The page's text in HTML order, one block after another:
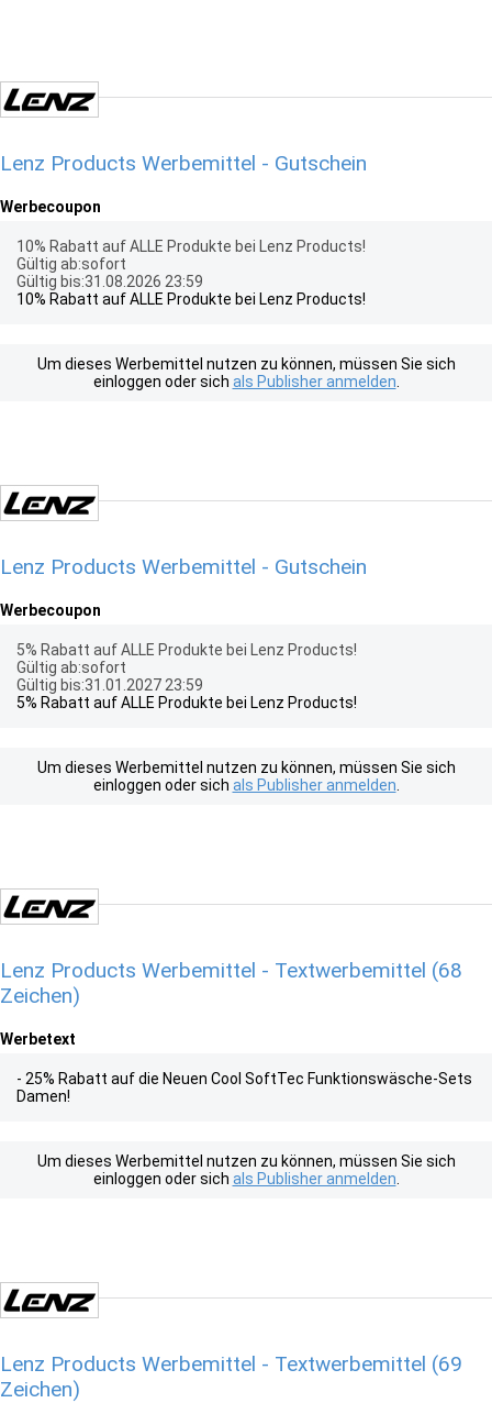
Lenz Products Werbemittel - Gutschein
Werbecoupon
10% Rabatt auf ALLE Produkte bei Lenz Products!
Gültig ab:sofort
Gültig bis:31.08.2026 23:59
10% Rabatt auf ALLE Produkte bei Lenz Products!
Um dieses Werbemittel nutzen zu können, müssen Sie sich
einloggen oder sich als Publisher anmelden
Lenz Products Werbemittel - Gutschein
Werbecoupon
5% Rabatt auf ALLE Produkte bei Lenz Products!
Gültig ab:sofort
Gültig bis:31.01.2027 23:59
5% Rabatt auf ALLE Produkte bei Lenz Products!
Um dieses Werbemittel nutzen zu können, müssen Sie sich
einloggen oder sich als Publisher anmelden
Lenz Products Werbemittel - Textwerbemittel (68
Zeichen)
Werbetext
- 25% Rabatt auf die Neuen Cool SoftTec Funktionswäsche-Sets
Damen!
Um dieses Werbemittel nutzen zu können, müssen Sie sich
einloggen oder sich als Publisher anmelden
Lenz Products Werbemittel - Textwerbemittel (69
Zeichen)